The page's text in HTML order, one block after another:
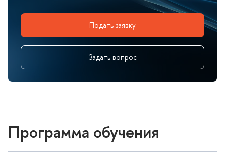
Подать заявку
Задать вопрос
Программа обучения